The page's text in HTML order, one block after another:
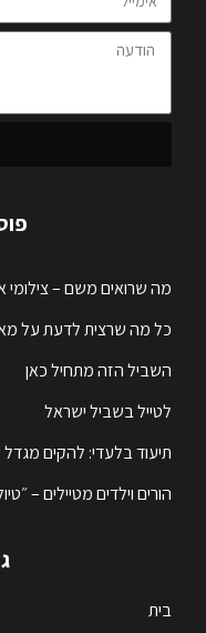
מה שרואים משם – צילומי
כל מה שרצית לדעת על
השביל הזה מתחיל כאן
לטייל בשביל ישראל
תיעוד בלעדי: להקים מגדל של 30 קומות
הורים וילדים מטיילים –
בית